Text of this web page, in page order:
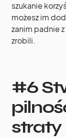
szukanie
możesz im
zanim padnie
zrobili.
#6
straty